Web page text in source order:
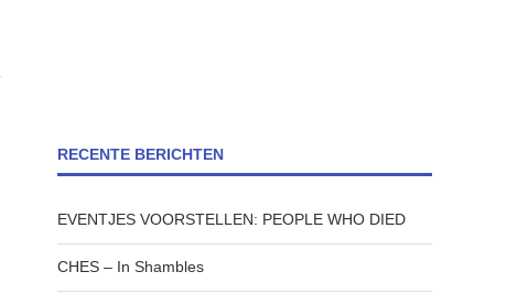
RECENTE BERICHTEN
EVENTJES VOORSTELLEN: PEOPLE WHO DIED
CHES – In Shambles